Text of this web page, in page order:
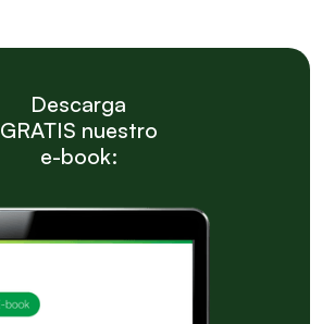
Descarga
GRATIS nuestro
e-book: